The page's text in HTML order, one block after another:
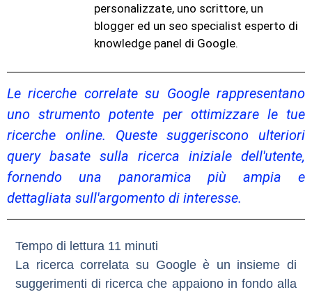
personalizzate, uno scrittore, un
blogger ed un seo specialist esperto di
knowledge panel di Google.
Le ricerche correlate su Google rappresentano
uno strumento potente per ottimizzare le tue
ricerche online. Queste suggeriscono ulteriori
query basate sulla ricerca iniziale dell'utente,
fornendo una panoramica più ampia e
dettagliata sull'argomento di interesse.
La ricerca correlata su Google è un insieme di
suggerimenti di ricerca che appaiono in fondo alla